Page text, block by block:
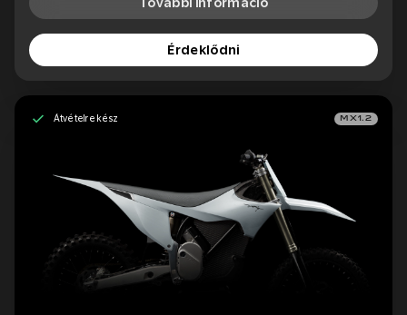
Érdeklődni
Átvételre kész MX1.2